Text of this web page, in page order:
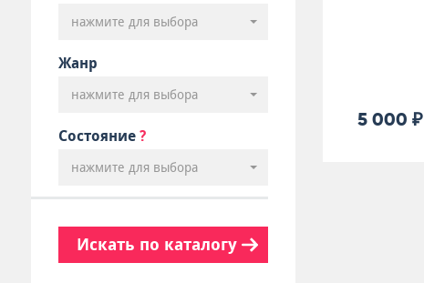
нажмите для выбора
Жанр
нажмите для выбора
Состояние ?
нажмите для выбора
Искать по каталогу
5 000 ₽